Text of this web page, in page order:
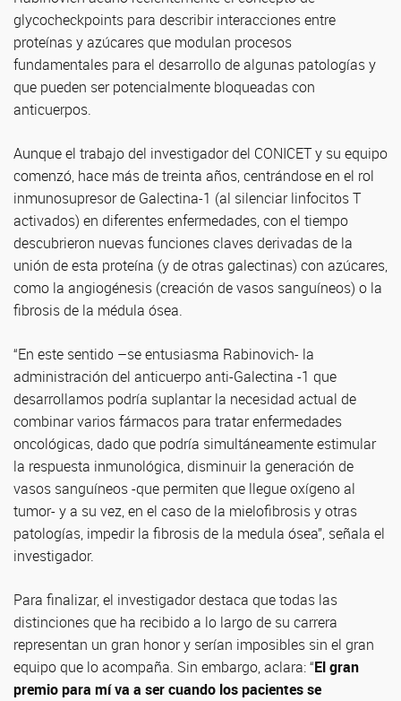
glycocheckpoints para describir interacciones entre
proteínas y azúcares que modulan procesos
fundamentales para el desarrollo de algunas patologías y
que pueden ser potencialmente bloqueadas con
anticuerpos.
Aunque el trabajo del investigador del CONICET y su equipo
comenzó, hace más de treinta años, centrándose en el rol
inmunosupresor de Galectina-1 (al silenciar linfocitos T
activados) en diferentes enfermedades, con el tiempo
descubrieron nuevas funciones claves derivadas de la
unión de esta proteína (y de otras galectinas) con azúcares,
como la angiogénesis (creación de vasos sanguíneos) o la
fibrosis de la médula ósea.
“En este sentido –se entusiasma Rabinovich- la
administración del anticuerpo anti-Galectina -1 que
desarrollamos podría suplantar la necesidad actual de
combinar varios fármacos para tratar enfermedades
oncológicas, dado que podría simultáneamente estimular
la respuesta inmunológica, disminuir la generación de
vasos sanguíneos -que permiten que llegue oxígeno al
tumor- y a su vez, en el caso de la mielofibrosis y otras
patologías, impedir la fibrosis de la medula ósea”, señala el
investigador.
Para finalizar, el investigador destaca que todas las
distinciones que ha recibido a lo largo de su carrera
representan un gran honor y serían imposibles sin el gran
equipo que lo acompaña. Sin embargo, aclara: “El gran
premio para mí va a ser cuando los pacientes se